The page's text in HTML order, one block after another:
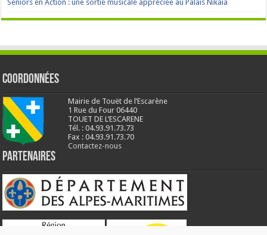
Seniors en Action : une sortie musicale appréciée au Palais Nikaïa
Coordonnées
Mairie de Touët de l’Escarène
1 Rue du Four 06440
TOUET DE L’ESCARENE
Tél. : 04.93.91.73.73
Fax : 04.93.91.73.70
Contactez-nous
Partenaires